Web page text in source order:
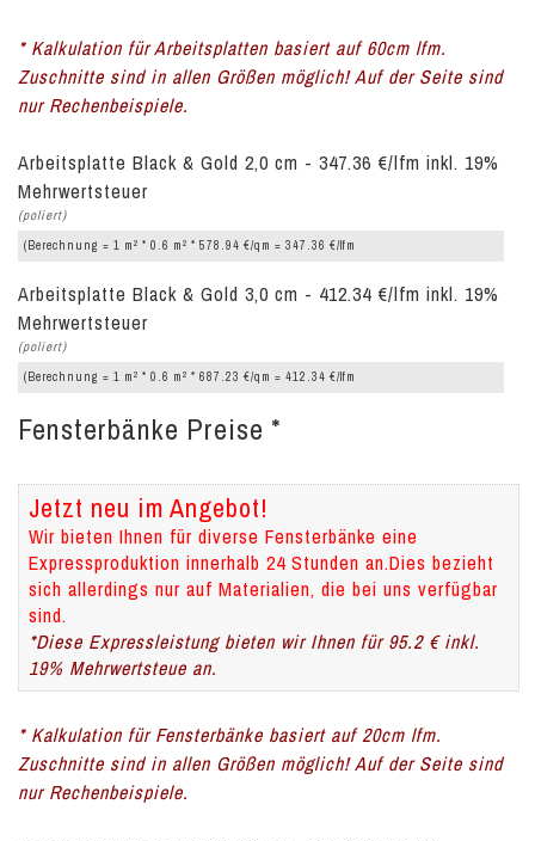
* Kalkulation für Arbeitsplatten basiert auf 60cm lfm.
Zuschnitte sind in allen Größen möglich! Auf der Seite sind
nur Rechenbeispiele.
Arbeitsplatte Black & Gold 2,0 cm - 347.36 €/lfm inkl. 19%
Mehrwertsteuer
(poliert)
(Berechnung = 1 m 2 * 0.6 m 2 * 578.94 €/qm = 347.36 €/lfm
Arbeitsplatte Black & Gold 3,0 cm - 412.34 €/lfm inkl. 19%
Mehrwertsteuer
(poliert)
(Berechnung = 1 m 2 * 0.6 m 2 * 687.23 €/qm = 412.34 €/lfm
Fensterbänke Preise *
Jetzt neu im Angebot!
Wir bieten Ihnen für diverse Fensterbänke eine
Expressproduktion innerhalb 24 Stunden an.Dies bezieht
sich allerdings nur auf Materialien, die bei uns verfügbar
sind.
*Diese Expressleistung bieten wir Ihnen für 95.2 € inkl.
19% Mehrwertsteue an.
* Kalkulation für Fensterbänke basiert auf 20cm lfm.
Zuschnitte sind in allen Größen möglich! Auf der Seite sind
nur Rechenbeispiele.